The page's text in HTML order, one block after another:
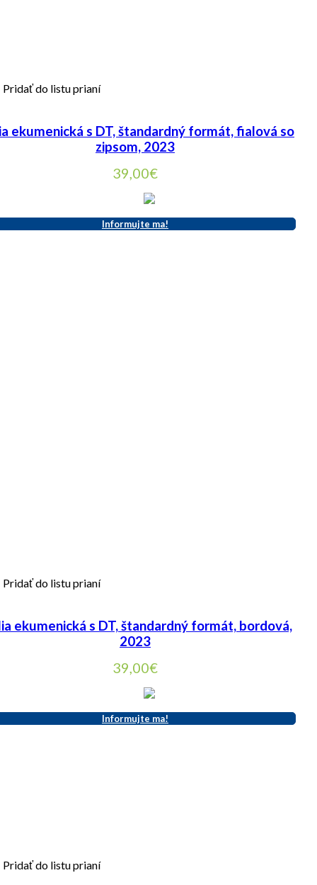
Pridať do listu prianí
ekumenická s DT, štandardný formát, fialová so
zipsom, 2023
39,00€
Informujte ma!
Pridať do listu prianí
ekumenická s DT, štandardný formát, bordová,
2023
39,00€
Informujte ma!
Pridať do listu prianí